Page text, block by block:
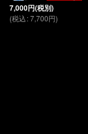
7,000円(税別)
(税込:7,700円)